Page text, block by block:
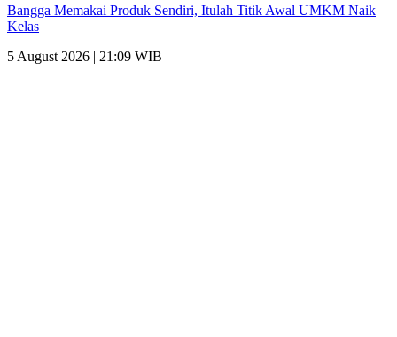
Bangga Memakai Produk Sendiri, Itulah Titik Awal UMKM Naik
Kelas
5 August 2026 | 21:09 WIB